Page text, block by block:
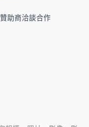
助商洽談合作